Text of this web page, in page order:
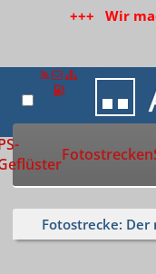
+++ Wir
Fotostrecken
Fotostrecke: Der